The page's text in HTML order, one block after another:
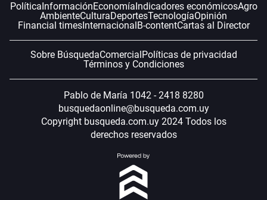
PolíticaInformaciónEconomíaIndicadores económicosAgro
AmbienteCulturaDeportesTecnologíaOpinión
Financial timesInternacionalB-contentCartas al Director
Sobre BúsquedaComercialPolíticas de privacidad
Términos y Condiciones
Pablo de María 1042 - 2418 8280
busquedaonline@busqueda.com.uy
Copyright busqueda.com.uy 2024 Todos los
derechos reservados